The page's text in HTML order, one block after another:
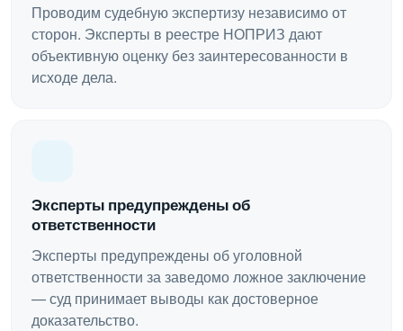
Проводим судебную экспертизу независимо от
сторон. Эксперты в реестре НОПРИЗ дают
объективную оценку без заинтересованности в
исходе дела.
Эксперты предупреждены об
ответственности
Эксперты предупреждены об уголовной
ответственности за заведомо ложное заключение
— суд принимает выводы как достоверное
доказательство.